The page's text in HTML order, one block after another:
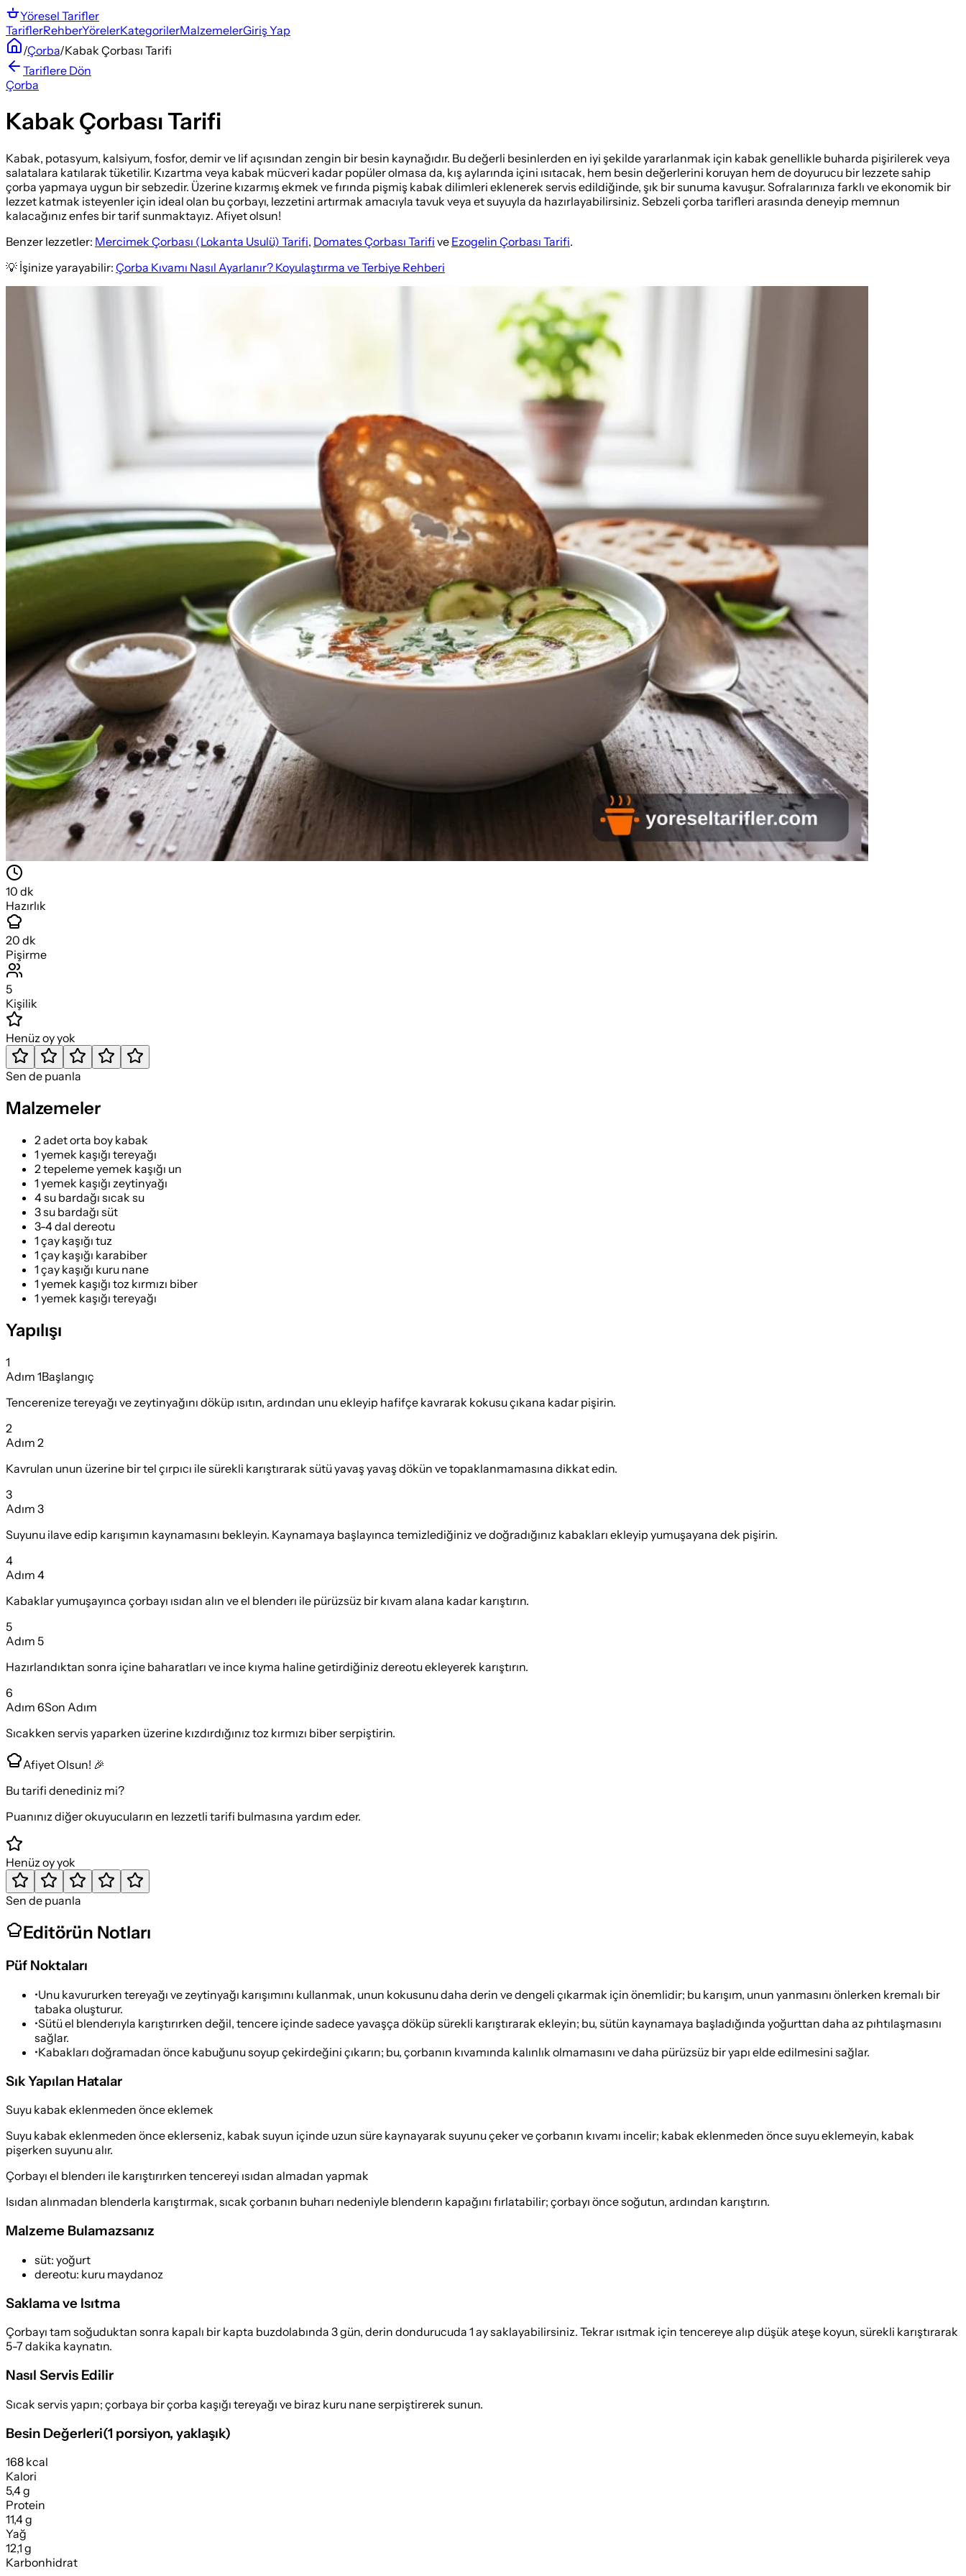
Yöresel Tarifler
TariflerRehberYörelerKategorilerMalzemelerGiriş Yap
/Çorba/Kabak Çorbası Tarifi
Tariflere Dön
Çorba
Kabak Çorbası Tarifi
Kabak, potasyum, kalsiyum, fosfor, demir ve lif açısından zengin bir besin kaynağıdır. Bu değerli besinlerden en iyi şekilde yararlanmak için kabak genellikle buharda pişirilerek veya
salatalara katılarak tüketilir. Kızartma veya kabak mücveri kadar popüler olmasa da, kış aylarında içini ısıtacak, hem besin değerlerini koruyan hem de doyurucu bir lezzete sahip
çorba yapmaya uygun bir sebzedir. Üzerine kızarmış ekmek ve fırında pişmiş kabak dilimleri eklenerek servis edildiğinde, şık bir sunuma kavuşur. Sofralarınıza farklı ve ekonomik bir
lezzet katmak isteyenler için ideal olan bu çorbayı, lezzetini artırmak amacıyla tavuk veya et suyuyla da hazırlayabilirsiniz. Sebzeli çorba tarifleri arasında deneyip memnun
kalacağınız enfes bir tarif sunmaktayız. Afiyet olsun!
Benzer lezzetler: Mercimek Çorbası (Lokanta Usulü) Tarifi, Domates Çorbası Tarifi ve Ezogelin Çorbası Tarifi.
💡 İşinize yarayabilir: Çorba Kıvamı Nasıl Ayarlanır? Koyulaştırma ve Terbiye Rehberi
10 dk
Hazırlık
20 dk
Pişirme
5
Kişilik
Henüz oy yok
Sen de puanla
Malzemeler
2 adet orta boy kabak
1 yemek kaşığı tereyağı
2 tepeleme yemek kaşığı un
1 yemek kaşığı zeytinyağı
4 su bardağı sıcak su
3 su bardağı süt
3-4 dal dereotu
1 çay kaşığı tuz
1 çay kaşığı karabiber
1 çay kaşığı kuru nane
1 yemek kaşığı toz kırmızı biber
1 yemek kaşığı tereyağı
Yapılışı
1
Adım 1Başlangıç
Tencerenize tereyağı ve zeytinyağını döküp ısıtın, ardından unu ekleyip hafifçe kavrarak kokusu çıkana kadar pişirin.
2
Adım 2
Kavrulan unun üzerine bir tel çırpıcı ile sürekli karıştırarak sütü yavaş yavaş dökün ve topaklanmamasına dikkat edin.
3
Adım 3
Suyunu ilave edip karışımın kaynamasını bekleyin. Kaynamaya başlayınca temizlediğiniz ve doğradığınız kabakları ekleyip yumuşayana dek pişirin.
4
Adım 4
Kabaklar yumuşayınca çorbayı ısıdan alın ve el blenderı ile pürüzsüz bir kıvam alana kadar karıştırın.
5
Adım 5
Hazırlandıktan sonra içine baharatları ve ince kıyma haline getirdiğiniz dereotu ekleyerek karıştırın.
6
Adım 6Son Adım
Sıcakken servis yaparken üzerine kızdırdığınız toz kırmızı biber serpiştirin.
Afiyet Olsun! 🎉
Bu tarifi denediniz mi?
Puanınız diğer okuyucuların en lezzetli tarifi bulmasına yardım eder.
Henüz oy yok
Sen de puanla
Editörün Notları
Püf Noktaları
•Unu kavururken tereyağı ve zeytinyağı karışımını kullanmak, unun kokusunu daha derin ve dengeli çıkarmak için önemlidir; bu karışım, unun yanmasını önlerken kremalı bir
tabaka oluşturur.
•Sütü el blenderıyla karıştırırken değil, tencere içinde sadece yavaşça döküp sürekli karıştırarak ekleyin; bu, sütün kaynamaya başladığında yoğurttan daha az pıhtılaşmasını
sağlar.
•Kabakları doğramadan önce kabuğunu soyup çekirdeğini çıkarın; bu, çorbanın kıvamında kalınlık olmamasını ve daha pürüzsüz bir yapı elde edilmesini sağlar.
Sık Yapılan Hatalar
Suyu kabak eklenmeden önce eklemek
Suyu kabak eklenmeden önce eklerseniz, kabak suyun içinde uzun süre kaynayarak suyunu çeker ve çorbanın kıvamı incelir; kabak eklenmeden önce suyu eklemeyin, kabak
pişerken suyunu alır.
Çorbayı el blenderı ile karıştırırken tencereyi ısıdan almadan yapmak
Isıdan alınmadan blenderla karıştırmak, sıcak çorbanın buharı nedeniyle blenderın kapağını fırlatabilir; çorbayı önce soğutun, ardından karıştırın.
Malzeme Bulamazsanız
süt: yoğurt
dereotu: kuru maydanoz
Saklama ve Isıtma
Çorbayı tam soğuduktan sonra kapalı bir kapta buzdolabında 3 gün, derin dondurucuda 1 ay saklayabilirsiniz. Tekrar ısıtmak için tencereye alıp düşük ateşe koyun, sürekli karıştırarak
5-7 dakika kaynatın.
Nasıl Servis Edilir
Sıcak servis yapın; çorbaya bir çorba kaşığı tereyağı ve biraz kuru nane serpiştirerek sunun.
Besin Değerleri(1 porsiyon, yaklaşık)
168 kcal
Kalori
5,4 g
Protein
11,4 g
Yağ
12,1 g
Karbonhidrat